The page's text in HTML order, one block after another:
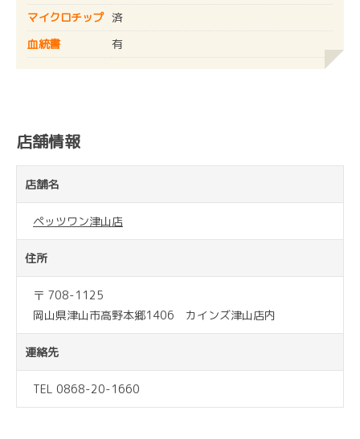
マイクロチップ 済
血統書
有
店舗情報
店舗名
ペッツワン津山店
住所
〒 708-1125
岡山県津山市高野本郷1406 カインズ津山店内
連絡先
TEL 0868-20-1660